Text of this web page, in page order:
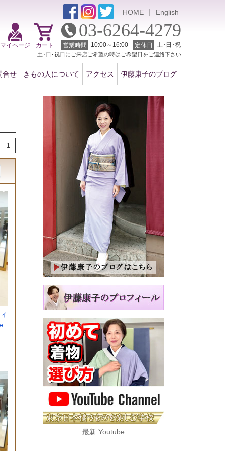
HOME ｜ English
合せ きもの人について アクセス 伊藤康子のブログ
マイページ カート
03-6264-4279
営業時間 10:00～16:00 定休日 土･日･祝
土･日･祝日にご来店ご希望の時はご希望日をご連絡下さい
1
最新 Youtube